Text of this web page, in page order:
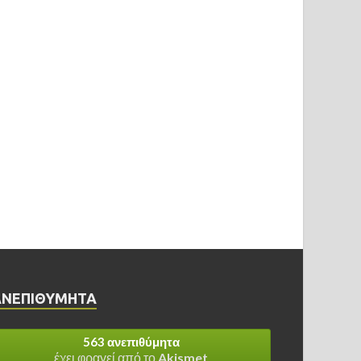
563 ανεπιθύμητα
έχει φραγεί από το Akismet